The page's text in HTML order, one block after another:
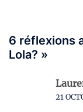
6 réflexions
Lola? »
21